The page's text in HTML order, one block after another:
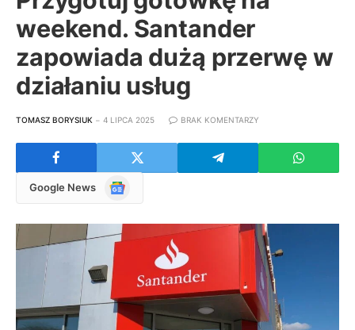
weekend. Santander
zapowiada dużą przerwę w
działaniu usług
TOMASZ BORYSIUK 4 LIPCA 2025 BRAK KOMENTARZY
Google News
Google